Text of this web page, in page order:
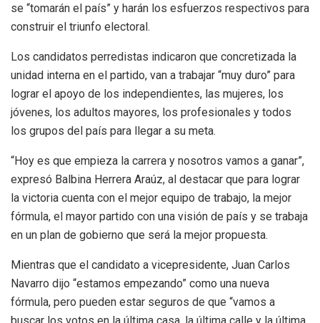
se “tomarán el país” y harán los esfuerzos respectivos para
construir el triunfo electoral.
Los candidatos perredistas indicaron que concretizada la
unidad interna en el partido, van a trabajar “muy duro” para
lograr el apoyo de los independientes, las mujeres, los
jóvenes, los adultos mayores, los profesionales y todos
los grupos del país para llegar a su meta.
“Hoy es que empieza la carrera y nosotros vamos a ganar”,
expresó Balbina Herrera Araúz, al destacar que para lograr
la victoria cuenta con el mejor equipo de trabajo, la mejor
fórmula, el mayor partido con una visión de país y se trabaja
en un plan de gobierno que será la mejor propuesta.
Mientras que el candidato a vicepresidente, Juan Carlos
Navarro dijo “estamos empezando” como una nueva
fórmula, pero pueden estar seguros de que “vamos a